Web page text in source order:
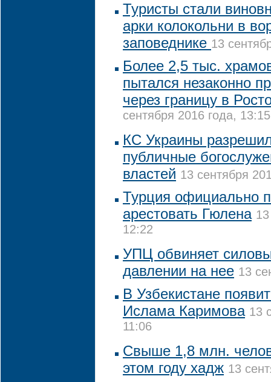
Туристы стали
арки колокольни в
заповеднике 13
Более 2,5 тыс.
пытался незаконно
через границу в
сентября 2016 года, 13:15
КС Украины
публичные
властей 13 сентября
Турция официально
арестовать Гюлена
12:22
УПЦ обвиняет
давлении на нее 13
В Узбекистане
Ислама Каримова 13
11:06
Свыше 1,8 млн.
этом году хадж 13